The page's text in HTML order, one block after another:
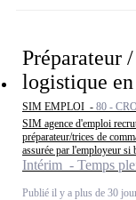
Préparateur
logistique
SIM EMPLOI - 80 -
SIM agence d'emploi
préparateur/trices de
assurée par l'employeur si
Intérim - Temps
Publié il y a plus de 30